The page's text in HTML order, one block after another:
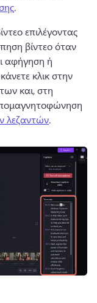
.
επιλέγοντας
βίντεο όταν
αφήγηση ή
κλικ στην
και, στη
λεζαντών.